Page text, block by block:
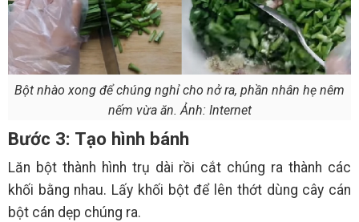
Bột nhào xong để chúng nghỉ cho nở ra, phần nhân hẹ nêm
nếm vừa ăn. Ảnh: Internet
Bước 3: Tạo hình bánh
Lăn bột thành hình trụ dài rồi cắt chúng ra thành các
khối bằng nhau. Lấy khối bột để lên thớt dùng cây cán
bột cán dẹp chúng ra.